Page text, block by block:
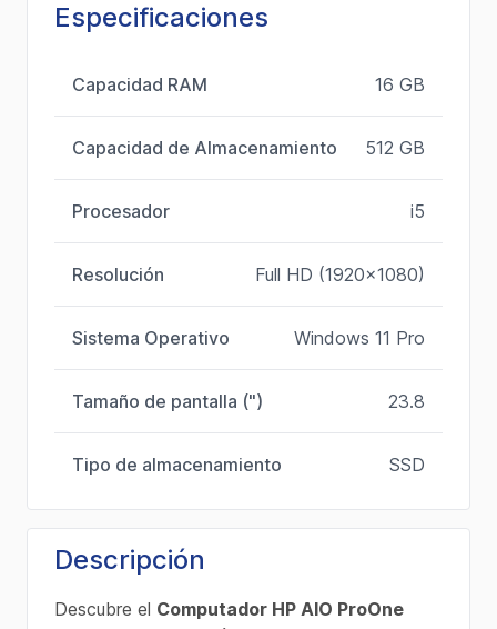
Especificaciones
Capacidad RAM 16 GB
Capacidad de Almacenamiento 512 GB
Procesador i5
Resolución Full HD (1920x1080)
Sistema Operativo Windows 11 Pro
Tamaño de pantalla (") 23.8
Tipo de almacenamiento SSD
Descripción
Descubre el Computador HP AIO ProOne